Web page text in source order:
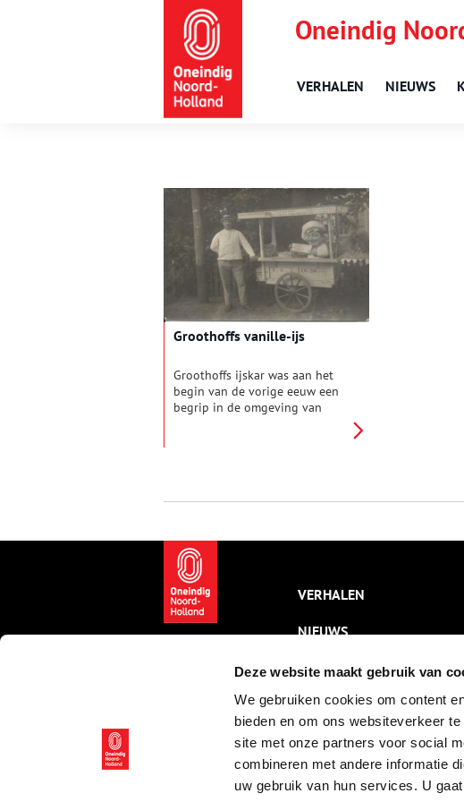
Deze website maakt gebruik van
We gebruiken cookies om content
bieden en om ons websiteverkeer
site met onze partners voor social
combineren met andere informatie
uw gebruik van hun services. U
Oneindig
VERHALEN NIEUWS
Groothoffs vanille-ijs
Groothoffs ijskar was aan het
begin van de vorige eeuw een
begrip in de omgeving van
op het strand.
VERHALEN
NIEUWS
KALENDER
THEMA’S
ACTIVITEITEN
VIDEO’S